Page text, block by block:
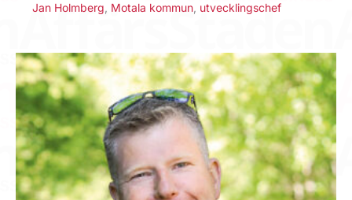
Jan Holmberg Motala kommun utvecklingschef